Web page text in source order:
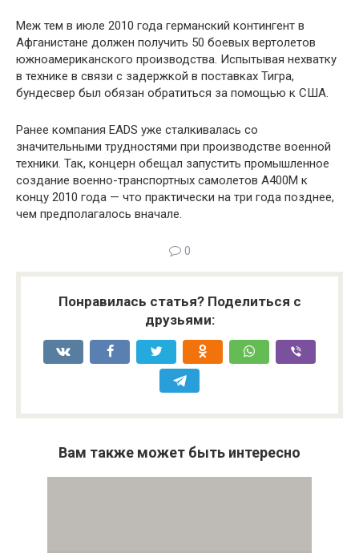
Меж тем в июле 2010 года германский контингент в
Афганистане должен получить 50 боевых вертолетов
южноамериканского производства. Испытывая нехватку
в технике в связи с задержкой в поставках Тигра,
бундесвер был обязан обратиться за помощью к США.
Ранее компания EADS уже сталкивалась со
значительными трудностями при производстве военной
техники. Так, концерн обещал запустить промышленное
создание военно-транспортных самолетов A400M к
концу 2010 года — что практически на три года позднее,
чем предполагалось вначале.
0
Понравилась статья? Поделиться с
друзьями:
Вам также может быть интересно